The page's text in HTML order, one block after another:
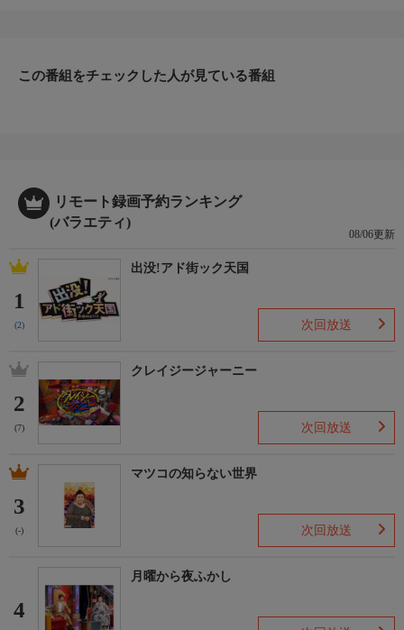
この番組をチェックした人が見ている番組
リモート録画予約ランキング
(バラエティ)
08/06更新
1
(2)
出没!アド街ック天国
次回放送
2
(7)
クレイジージャーニー
次回放送
3
(-)
マツコの知らない世界
次回放送
4
月曜から夜ふかし